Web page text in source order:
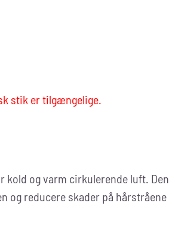
stik er tilgængelige.
kold og varm cirkulerende luft.
reducere skader på